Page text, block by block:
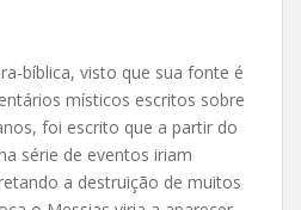
bíblica, visto que sua fonte é
místicos escritos sobre
foi escrito que a partir do
série de eventos iriam
a destruição de muitos